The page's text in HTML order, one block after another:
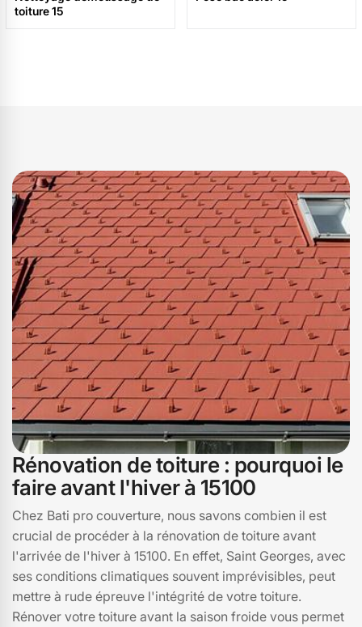
toiture 15
Rénovation de toiture : pourquoi le
faire avant l'hiver à 15100
Chez Bati pro couverture, nous savons combien il est
crucial de procéder à la rénovation de toiture avant
l'arrivée de l'hiver à 15100. En effet, Saint Georges, avec
ses conditions climatiques souvent imprévisibles, peut
mettre à rude épreuve l'intégrité de votre toiture.
Rénover votre toiture avant la saison froide vous permet